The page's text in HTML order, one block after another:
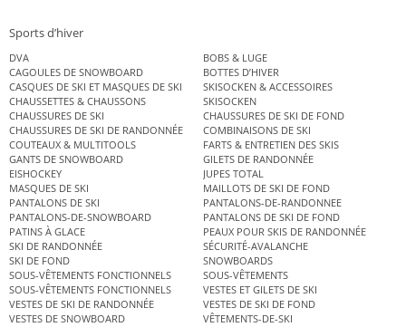
Sports d’hiver
DVA
BOBS & LUGE
CAGOULES DE SNOWBOARD
BOTTES D’HIVER
CASQUES DE SKI ET MASQUES DE SKI
SKISOCKEN & ACCESSOIRES
CHAUSSETTES & CHAUSSONS
SKISOCKEN
CHAUSSURES DE SKI
CHAUSSURES DE SKI DE FOND
CHAUSSURES DE SKI DE RANDONNÉE
COMBINAISONS DE SKI
COUTEAUX & MULTITOOLS
FARTS & ENTRETIEN DES SKIS
GANTS DE SNOWBOARD
GILETS DE RANDONNÉE
EISHOCKEY
JUPES TOTAL
MASQUES DE SKI
MAILLOTS DE SKI DE FOND
PANTALONS DE SKI
PANTALONS-DE-RANDONNEE
PANTALONS-DE-SNOWBOARD
PANTALONS DE SKI DE FOND
PATINS À GLACE
PEAUX POUR SKIS DE RANDONNÉE
SKI DE RANDONNÉE
SÉCURITÉ-AVALANCHE
SKI DE FOND
SNOWBOARDS
SOUS-VÊTEMENTS FONCTIONNELS
SOUS-VÊTEMENTS
SOUS-VÊTEMENTS FONCTIONNELS
VESTES ET GILETS DE SKI
VESTES DE SKI DE RANDONNÉE
VESTES DE SKI DE FOND
VESTES DE SNOWBOARD
VÊTEMENTS-DE-SKI